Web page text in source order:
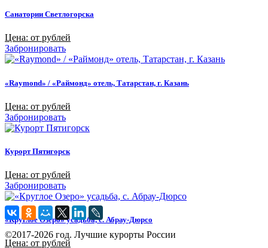
Санатории Светлогорска
Цена: от рублей
Забронировать
«Raymond» / «Раймонд» отель, Татарстан, г. Казань
Цена: от рублей
Забронировать
Курорт Пятигорск
Цена: от рублей
Забронировать
«Круглое Озеро» усадьба, с. Абрау-Дюрсо
Цена: от рублей
©2017-2026 год. Лучшие курорты России